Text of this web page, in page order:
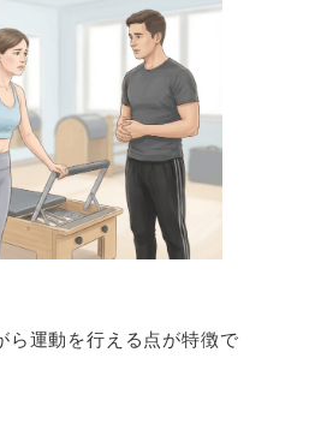
ら運動を行える点が特徴で